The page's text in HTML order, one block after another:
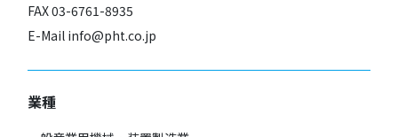
FAX 03-6761-8935
E-Mail info@pht.co.jp
業種